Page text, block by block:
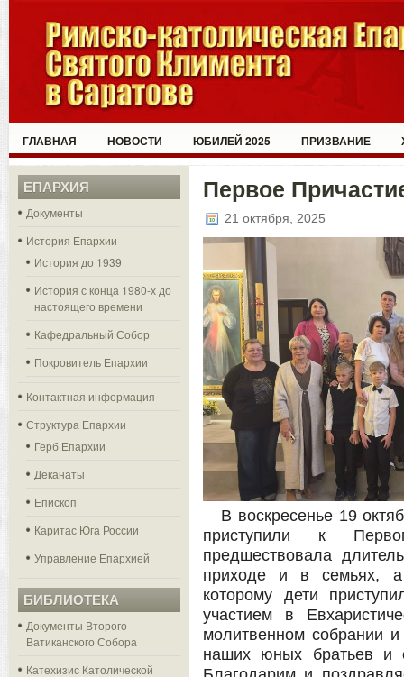
ГЛАВНАЯ НОВОСТИ ЮБИЛЕЙ 2025 ПРИЗВАНИЕ
ЕПАРХИЯ
Документы
История Епархии
История до 1939
История с конца 1980-х до
настоящего времени
Кафедральный Собор
Покровитель Епархии
Контактная информация
Структура Епархии
Герб Епархии
Деканаты
Епископ
Каритас Юга России
Управление Епархией
БИБЛИОТЕКА
Документы Второго
Ватиканского Собора
Катехизис Католической
Первое
21 октября, 2025
В воскресенье 19
приступили к
предшествовала
приходе и в семьях, а
которому дети
участием в
молитвенном собрании
наших юных братьев и